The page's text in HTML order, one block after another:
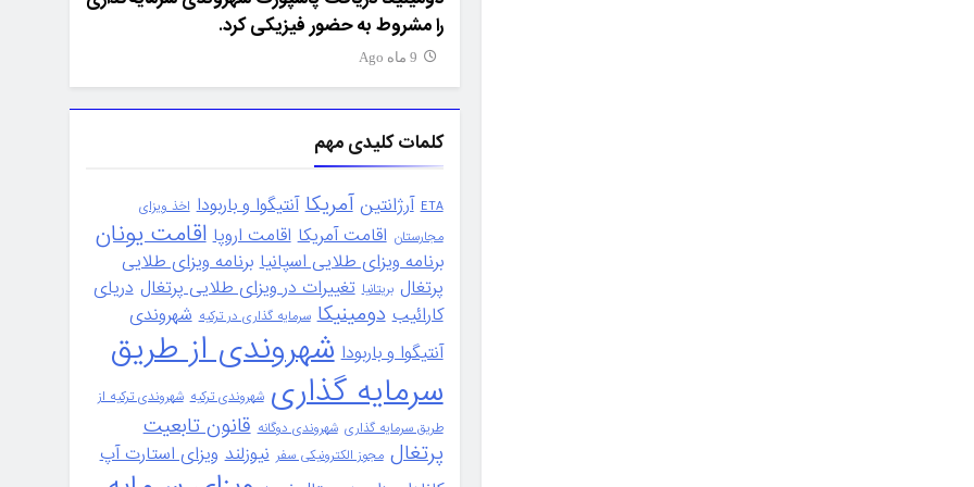
را مشروط به حضور فیزیکی کرد.
9 ماه Ago
کلمات کلیدی مهم
ETA آرژانتین آمریکا آنتیگوا و باربودا اخذ ویزای
مجارستان اقامت آمریکا اقامت اروپا اقامت یونان
برنامه ویزای طلایی اسپانیا برنامه ویزای طلایی
پرتغال بریتانیا تغییرات در ویزای طلایی پرتغال دریای
کارائیب دومینیکا سرمایه گذاری در ترکیه شهروندی
آنتیگوا و باربودا شهروندی از طریق
سرمایه گذاری شهروندی ترکیه شهروندی ترکیه از
طریق سرمایه گذاری شهروندی دوگانه قانون تابعیت
پرتغال مجوز الکترونیکی سفر نیوزلند ویزای استارت آپ